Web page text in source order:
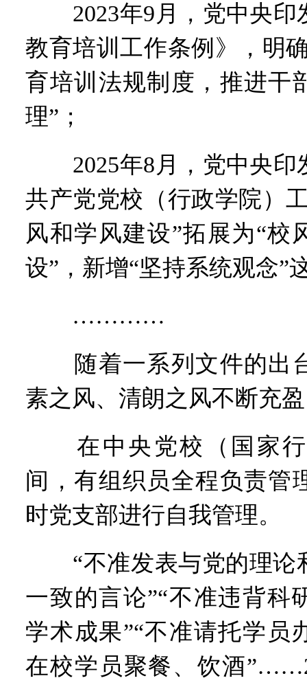
2023年9月，党中央印
教育培训工作条例》，明
育培训法规制度，推进干
理”；
2025年8月，党中央印
共产党党校（行政学院）
风和学风建设”拓展为“校
设”，新增“坚持系统观念”
…………
随着一系列文件的出
素之风、清朗之风不断充
在中央党校（国家行
间，有组织员全程负责管
时党支部进行自我管理。
“不准发表与党的理论
一致的言论”“不准违背科
学术成果”“不准请托学员
在校学员聚餐、饮酒